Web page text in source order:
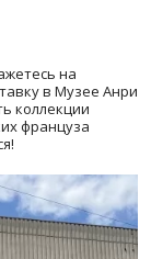
на
в Музее Анри
коллекции
француза